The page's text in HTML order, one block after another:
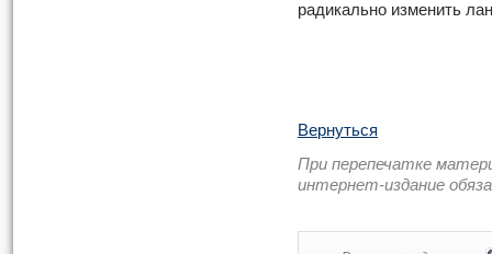
радикально изменить
Вернуться
При перепечатке
интернет-издание